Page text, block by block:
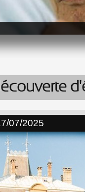
07/2025